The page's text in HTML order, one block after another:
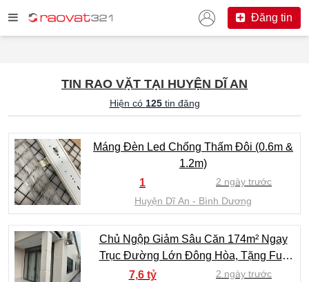
Đăng tin
TIN RAO VẶT TẠI HUYỆN DĨ AN
Hiện có 125tin đăng
Máng Đèn Led Chống Thấm Đôi (0.6m &
1.2m)
1
2 ngày trước
Huyện Dĩ An
Bình Dương
Chủ Ngộp Giảm Sâu Căn 174m² Ngay
Trục Đường Lớn Đông Hòa, Tặng Full
Nội Thất Xịn - 7.6 Tỷ (TL)
7,6 tỷ
2 ngày trước